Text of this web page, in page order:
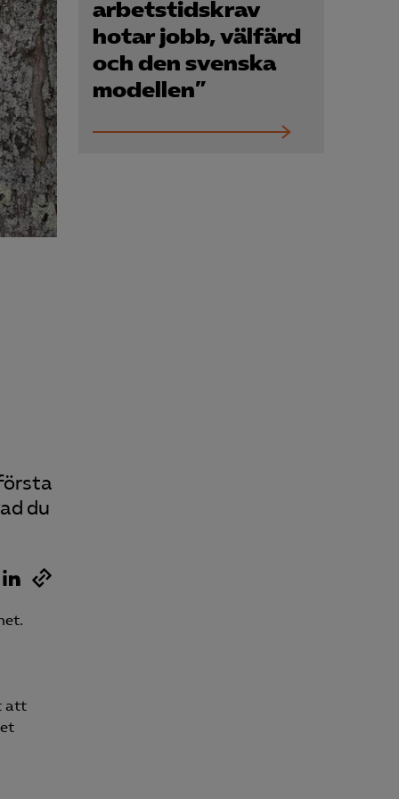
Kurser & utbildningar
Påverkansarbete
du
arbetstidskrav
hotar jobb, välfärd
och den svenska
modellen”
att